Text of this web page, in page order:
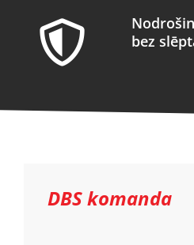
bez
DBS komanda